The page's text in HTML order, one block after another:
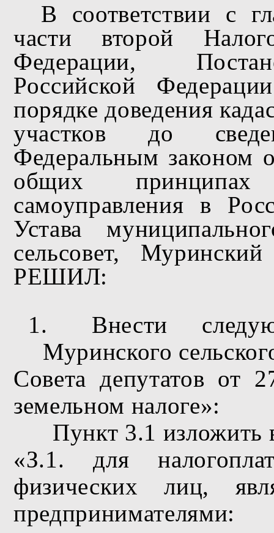
В соответствии с
части второй
Федерации,
Российской
порядке доведения
участков до
Федеральным
общих принципах
самоуправления в
Устава
сельсовет,
РЕШИЛ:
1.
Внести
Муринского
Совета депутатов
земельном налоге»:
Пункт 3.1 изложить
«З.1. для
физических лиц,
предпринимателями: